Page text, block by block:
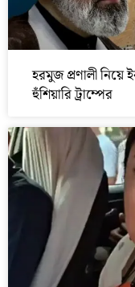
হরমুজ প্রণালী নিয়ে
হুঁশিয়ারি ট্রাম্পের